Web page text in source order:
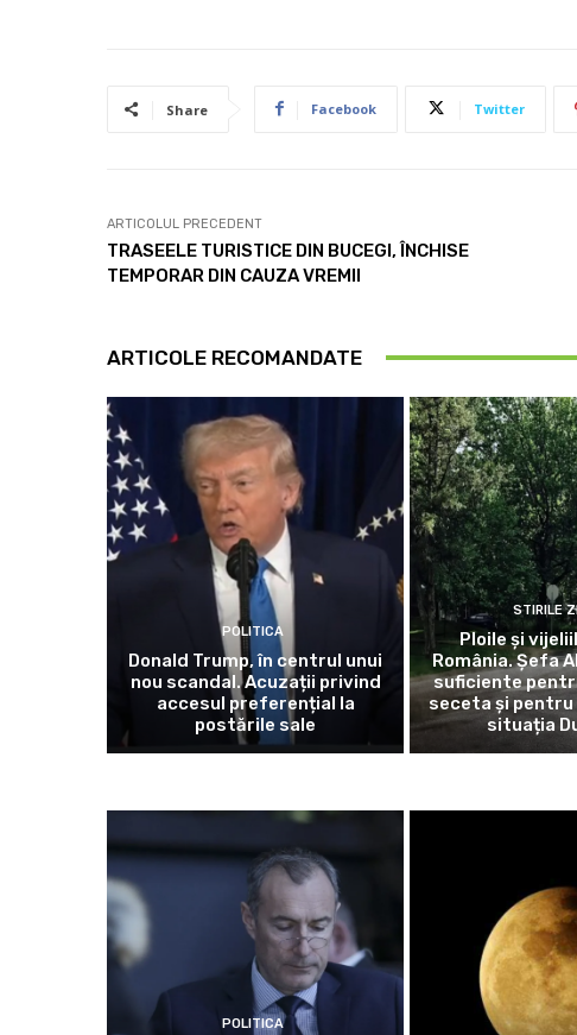
Share Facebook Twitter
ARTICOLUL PRECEDENT
TRASEELE TURISTICE DIN BUCEGI, ÎNCHISE
TEMPORAR DIN CAUZA VREMII
ARTICOLE RECOMANDATE
POLITICA
Donald Trump, în centrul unui
nou scandal. Acuzații privind
accesul preferențial la
postările sale
STIRILE
Ploile și
România. Șefa
suficiente
seceta și
situația
POLITICA